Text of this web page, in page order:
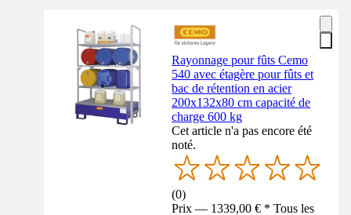
Rayonnage pour fûts Cemo
540 avec étagère pour fûts et
bac de rétention en acier
200x132x80 cm capacité de
charge 600 kg
Cet article n'a pas encore été
noté.
(0)
Prix — 1339,00 € * Tous les